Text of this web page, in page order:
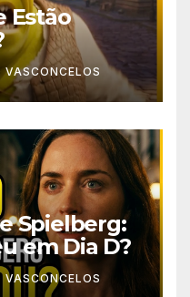
Estão
VASCONCELOS
Spielberg:
em Dia D?
VASCONCELOS